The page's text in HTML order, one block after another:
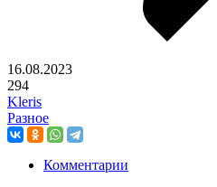
16.08.2023
294
Kleris
Разное
Комментарии